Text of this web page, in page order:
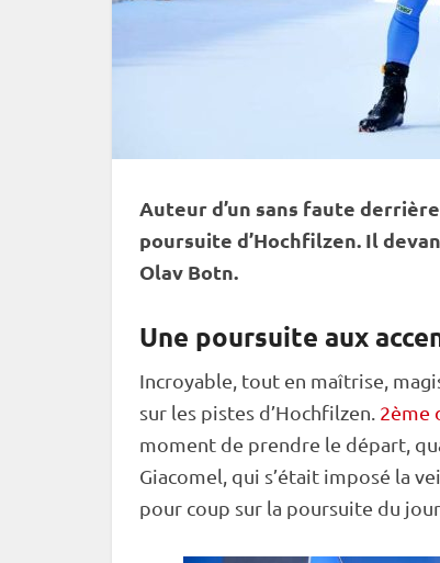
Auteur d’un sans faute
poursuite d’Hochfilzen. Il
Olav Botn.
Une poursuite aux
Incroyable, tout en maîtrise,
sur les pistes d’Hochfilzen. 2ème
moment de prendre le départ,
Giacomel, qui s’était imposé la
pour coup sur la poursuite du jour.